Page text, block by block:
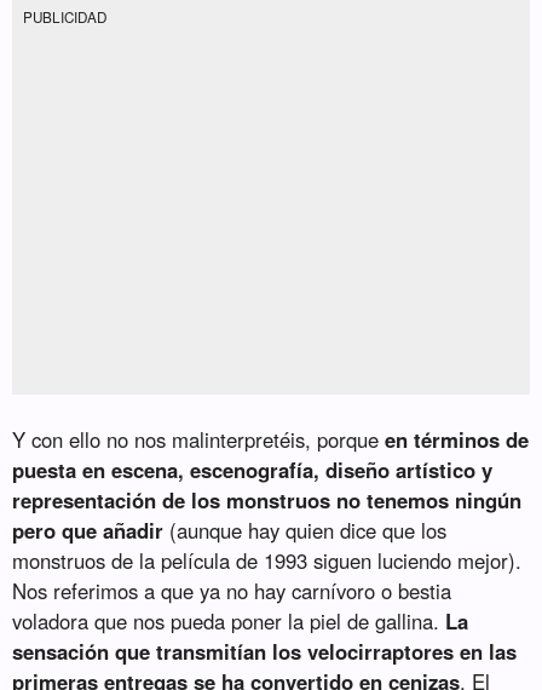
PUBLICIDAD
Y con ello no nos malinterpretéis, porqueen términos de
puesta en escena, escenografía, diseño artístico y
representación de los monstruos no tenemos ningún
pero que añadir (aunque hay quien dice que los
monstruos de la película de 1993 siguen luciendo mejor).
Nos referimos a que ya no hay carnívoro o bestia
voladora que nos pueda poner la piel de gallina. La
sensación que transmitían los velocirraptores en las
primeras entregas se ha convertido en cenizas. El